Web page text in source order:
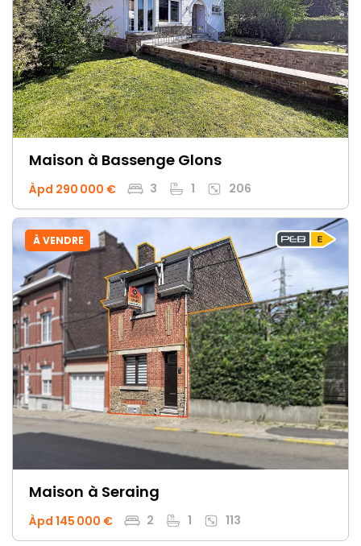
Maison à Bassenge Glons
Àpd 290 000 € 3 1 206
À VENDRE
Maison à Seraing
Àpd 145 000 € 2 1 113